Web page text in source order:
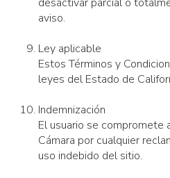
aviso.
Ley aplicable
Estos Términos y
leyes del Estado de
Indemnización
El usuario se compromete
Cámara por cualquier
uso indebido del sitio.